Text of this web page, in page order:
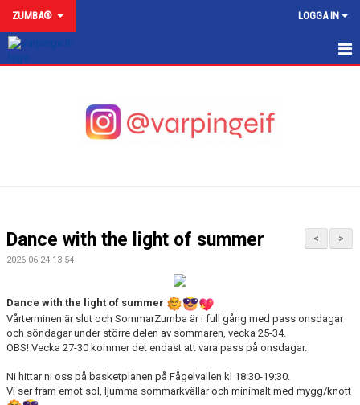
ZUMBA® LOGGA IN
ANMÄLAN
KONTAKT
>
<
Dance with the light of summer
2026-06-24 13:54
Dance with the light of summer
Vårterminen är slut och SommarZumba är i full gång med pass onsdagar
och söndagar under större delen av sommaren, vecka 25-34.
OBS! Vecka 27-30 kommer det endast att vara pass på onsdagar.
Ni hittar ni oss på basketplanen på Fågelvallen kl 18:30-19:30.
Vi ser fram emot sol, ljumma sommarkvällar och minimalt med mygg/knott